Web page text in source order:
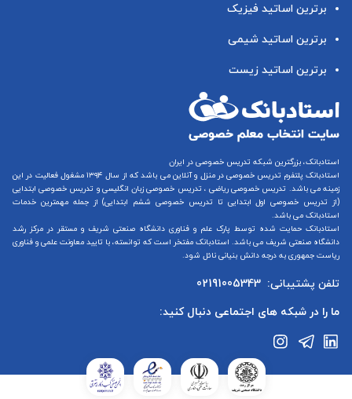
برترین اساتید فیزیک
برترین اساتید شیمی
برترین اساتید زیست
استادبانک، بزرگترین شبکه تدریس خصوصی در ایران
استادبانک پلتفرم تدریس خصوصی در منزل و آنلاین
می باشد که از سال ۱۳۹۴ مشغول فعالیت در این
زمینه می باشد. تدریس خصوصی ریاضی ، تدریس خصوصی زبان انگلیسیو تدریس خصوصی ابتدایی
(از تدریس خصوصی اول ابتدایی تا تدریس خصوصی ششم ابتدایی) از جمله مهمترین خدمات
استادبانک می باشد.
استادبانک حمایت شده توسط پارک علم و فناوری دانشگاه صنعتی شریف و مستقر در مرکز رشد
دانشگاه صنعتی شریف می باشد. استادبانک مفتخر است که توانسته، با تایید معاونت علمی و فناوری
ریاست جمهوری به درجه دانش بنیانی نائل شود.
تلفن پشتیبانی: 02191005343
ما را در شبکه های اجتماعی دنبال کنید: